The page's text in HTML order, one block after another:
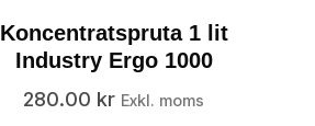
Koncentratspruta 1 lit
Industry Ergo 1000
280.00 kr Exkl. moms